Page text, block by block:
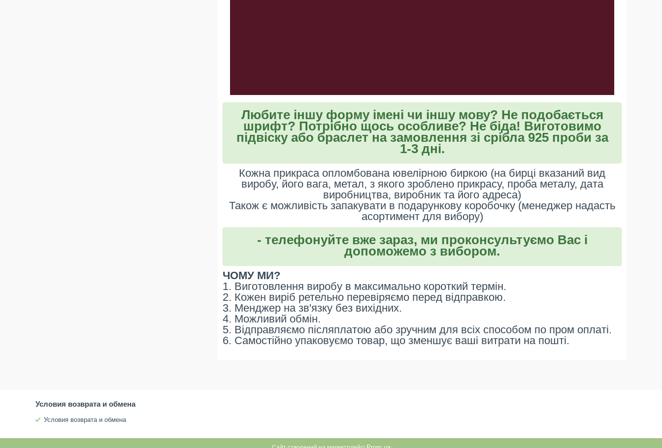
Любите іншу форму імені чи іншу мову? Не подобається
шрифт? Потрібно щось особливе? Не біда! Виготовимо
підвіску або браслет на замовлення зі срібла 925 проби за
1-3 дні.
Кожна прикраса опломбована ювелірною биркою (на бирці вказаний вид
виробу, його вага, метал, з якого зроблено прикрасу, проба металу, дата
виробництва, виробник та його адреса)
Також є можливість запакувати в подарункову коробочку (менеджер надасть
асортимент для вибору)
- телефонуйте вже зараз, ми проконсультуємо Вас і
допоможемо з вибором.
ЧОМУ МИ?
1. Виготовлення виробу в максимально короткий термін.
2. Кожен виріб ретельно перевіряємо перед відправкою.
3. Менджер на зв'язку без вихідних.
4. Можливий обмін.
5. Відправляємо післяплатою або зручним для всіх способом по пром оплаті.
6. Самостійно упаковуємо товар, що зменшує ваші витрати на пошті.
Условия возврата и обмена
Условия возврата и обмена